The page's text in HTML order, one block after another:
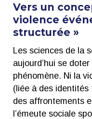
Vers un
violence
structurée »
Les sciences de la
aujourd’hui se
phénomène. Ni la
(liée à des
des affrontements
l’émeute sociale